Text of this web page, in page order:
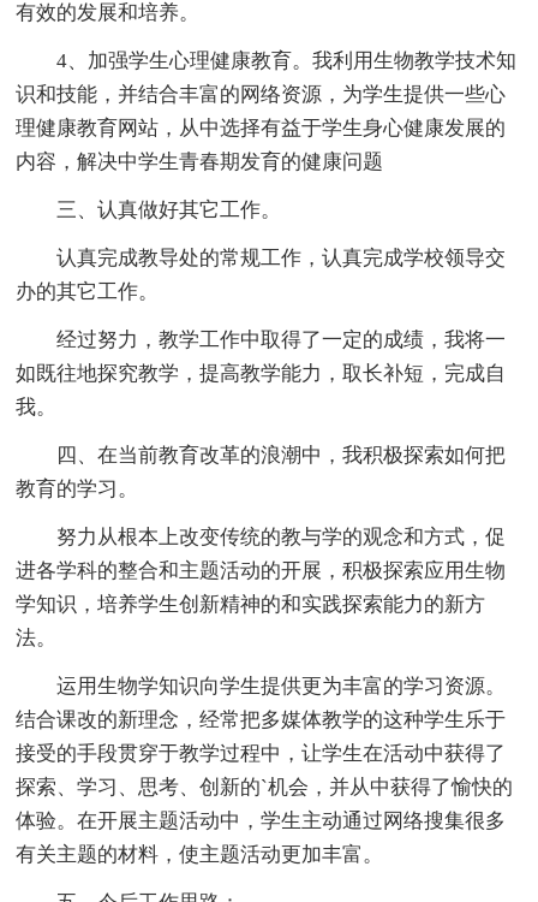
有效的发展和培养。
4、加强学生心理健康教育。我利用生物教学技术知
识和技能，并结合丰富的网络资源，为学生提供一些心
理健康教育网站，从中选择有益于学生身心健康发展的
内容，解决中学生青春期发育的健康问题
三、认真做好其它工作。
认真完成教导处的常规工作，认真完成学校领导交
办的其它工作。
经过努力，教学工作中取得了一定的成绩，我将一
如既往地探究教学，提高教学能力，取长补短，完成自
我。
四、在当前教育改革的浪潮中，我积极探索如何把
教育的学习。
努力从根本上改变传统的教与学的观念和方式，促
进各学科的整合和主题活动的开展，积极探索应用生物
学知识，培养学生创新精神的和实践探索能力的新方
法。
运用生物学知识向学生提供更为丰富的学习资源。
结合课改的新理念，经常把多媒体教学的这种学生乐于
接受的手段贯穿于教学过程中，让学生在活动中获得了
探索、学习、思考、创新的`机会，并从中获得了愉快的
体验。在开展主题活动中，学生主动通过网络搜集很多
有关主题的材料，使主题活动更加丰富。